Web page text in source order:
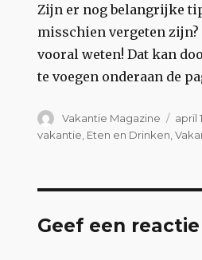
Zijn er nog belangrijke
misschien vergeten zijn?
vooral weten! Dat kan
te voegen onderaan de
Auteur
Vakantie Magazine
op
april
vakantie Eten en Drinken ,
Geef een reactie